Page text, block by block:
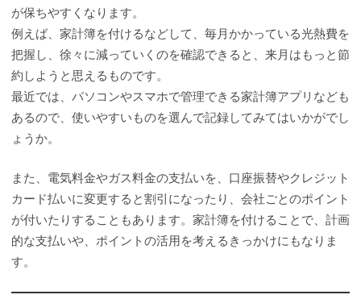
が保ちやすくなります。
例えば、家計簿を付けるなどして、毎月かかっている光熱費を
把握し、徐々に減っていくのを確認できると、来月はもっと節
約しようと思えるものです。
最近では、パソコンやスマホで管理できる家計簿アプリなども
あるので、使いやすいものを選んで記録してみてはいかがでし
ょうか。
また、電気料金やガス料金の支払いを、口座振替やクレジット
カード払いに変更すると割引になったり、会社ごとのポイント
が付いたりすることもあります。家計簿を付けることで、計画
的な支払いや、ポイントの活用を考えるきっかけにもなりま
す。